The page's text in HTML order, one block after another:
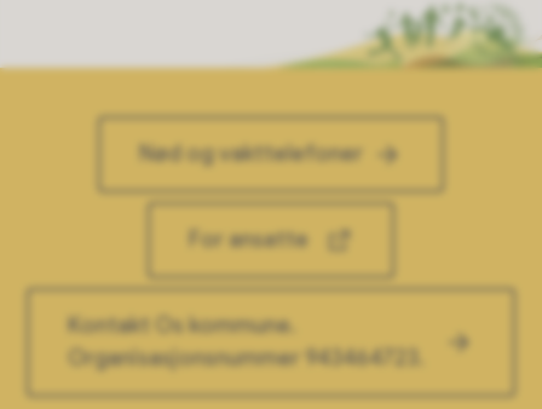
Nød og vakttelefoner
For ansatte
Kontakt Os kommune.
Organisasjonsnummer 943464723.